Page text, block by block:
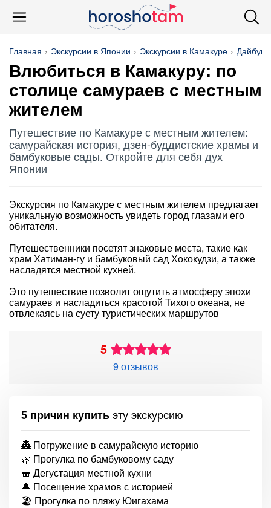
Главная Экскурсии в Японии Экскурсии в Камакуре Дайбуцу
Влюбиться в Камакуру: по
столице самураев с местным
жителем
Путешествие по Камакуре с местным жителем:
самурайская история, дзен-буддистские храмы и
бамбуковые сады. Откройте для себя дух
Японии
Экскурсия по Камакуре с местным жителем предлагает
уникальную возможность увидеть город глазами его
обитателя.
Путешественники посетят знаковые места, такие как
храм Хатиман-гу и бамбуковый сад Хококудзи, а также
насладятся местной кухней.
Это путешествие позволит ощутить атмосферу эпохи
самураев и насладиться красотой Тихого океана, не
отвлекаясь на суету туристических маршрутов
5
9 отзывов
5 причин купитьэту экскурсию
🏯 Погружение в самурайскую историю
🌿 Прогулка по бамбуковому саду
🍣 Дегустация местной кухни
🔔 Посещение храмов с историей
🏖 Прогулка по пляжу Юигахама